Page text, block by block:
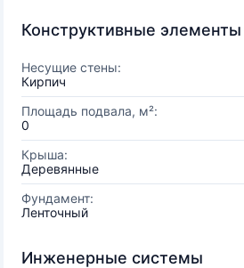
Конструктивные элементы
Несущие стены:
Кирпич
Площадь подвала, м²:
0
Крыша:
Деревянные
Фундамент:
Ленточный
Инженерные системы